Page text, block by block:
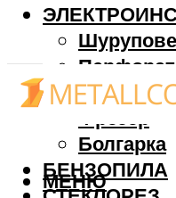
Дрель
Фрезер
Болгарка
БЕНЗОПИЛА
МЕНЮ